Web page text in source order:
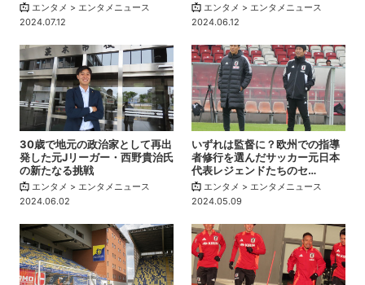
エンタメ > エンタメニュース
2024.07.12
エンタメ > エンタメニュース
2024.06.12
30歳で地元の政治家として再出
発した元Jリーガー・西野貴治氏
の新たなる挑戦
エンタメ > エンタメニュース
2024.06.02
いずれは監督に？欧州での指導
者修行を選んだサッカー元日本
代表レジェンドたちのセ…
エンタメ > エンタメニュース
2024.05.09